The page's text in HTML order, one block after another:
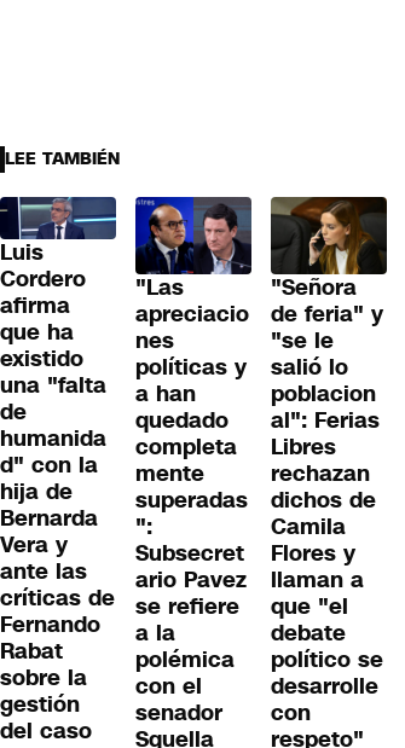
LEE TAMBIÉN
Luis
Cordero
afirma
que ha
existido
una "falta
de
humanida
d" con la
hija de
Bernarda
Vera y
ante las
críticas de
Fernando
Rabat
sobre la
gestión
del caso
"Las
apreciacio
nes
políticas y
a han
quedado
completa
mente
superadas
":
Subsecret
ario Pavez
se refiere
a la
polémica
con el
senador
Squella
"Señora
de feria" y
"se le
salió lo
poblacion
al": Ferias
Libres
rechazan
dichos de
Camila
Flores y
llaman a
que "el
debate
político se
desarrolle
con
respeto"